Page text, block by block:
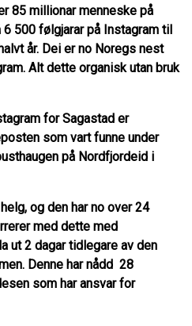
85 millionar menneske på
500 følgjarar på Instagram til
år. Dei er no Noregs nest
Alt dette organisk utan bruk
for Sagastad er
som vart funne under
på Nordfjordeid i
og den har no over 24
med dette med
ut 2 dagar tidlegare av den
Denne har nådd 28
som har ansvar for